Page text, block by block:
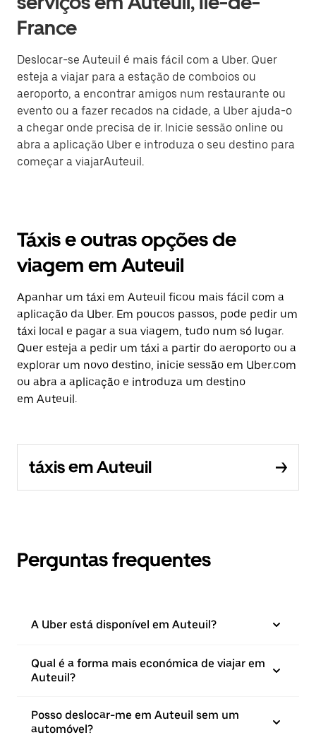
France
Deslocar-se Auteuil é mais fácil com a Uber. Quer
esteja a viajar para a estação de comboios ou
aeroporto, a encontrar amigos num restaurante ou
evento ou a fazer recados na cidade, a Uber ajuda-o
a chegar onde precisa de ir. Inicie sessão online ou
abra a aplicação Uber e introduza o seu destino para
começar a viajarAuteuil.
Táxis e outras opções de
viagem em Auteuil
Apanhar um táxi em Auteuil ficou mais fácil com a
aplicação da Uber. Em poucos passos, pode pedir um
táxi local e pagar a sua viagem, tudo num só lugar.
Quer esteja a pedir um táxi a partir do aeroporto ou a
explorar um novo destino, inicie sessão em Uber.com
ou abra a aplicação e introduza um destino
em Auteuil.
táxis em Auteuil
Perguntas frequentes
A Uber está disponível em Auteuil?
Qual é a forma mais económica de viajar em
Auteuil?
Posso deslocar-me em Auteuil sem um
automóvel?